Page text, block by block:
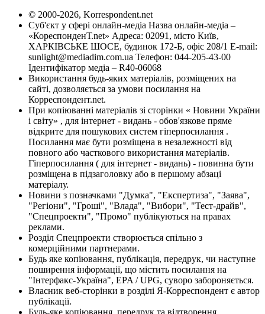
© 2000-2026, Korrespondent.net
Суб'єкт у сфері онлайн-медіа Назва онлайн-медіа –
«КореспонденТ.net» Адреса: 02091, місто Київ,
ХАРКІВСЬКЕ ШОСЕ, будинок 172-Б, офіс 208/1 E-mail:
sunlight@mediadim.com.ua Телефон: 044-205-43-00
Ідентифікатор медіа – R40-06068
Використання будь-яких матеріалів, розміщених на
сайті, дозволяється за умови посилання на
Корреспондент.net.
При копіюванні матеріалів зі сторінки « Новини України
і світу» , для інтернет - видань - обов'язкове пряме
відкрите для пошукових систем гіперпосилання .
Посилання має бути розміщена в незалежності від
повного або часткового використання матеріалів.
Гіперпосилання ( для інтернет - видань) - повинна бути
розміщена в підзаголовку або в першому абзаці
матеріалу.
Новини з позначками "Думка", "Експертиза", "Заява",
"Регіони", "Гроші", "Влада", "Вибори", "Тест-драйв",
"Спецпроекти", "Промо" публікуються на правах
реклами.
Розділ Спецпроекти створюється спільно з
комерційними партнерами.
Будь яке копіювання, публікація, передрук, чи наступне
поширення інформації, що містить посилання на
"Інтерфакс-Україна", EPA / UPG, суворо забороняється.
Власник веб-сторінки в розділі Я-Корреспондент є автор
публікації.
Будь-яке копіювання, передрук та відтворення